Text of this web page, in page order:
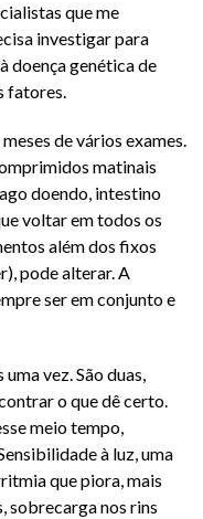
que me
investigar para
doença genética de
fatores.
de vários exames.
matinais
doendo, intestino
voltar em todos os
além dos fixos
pode alterar. A
ser em conjunto e
vez. São duas,
o que dê certo.
meio tempo,
à luz, uma
que piora, mais
sobrecarga nos rins